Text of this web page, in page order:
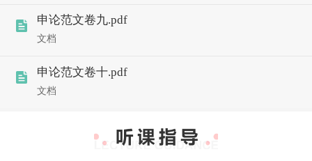
申论范文卷九.pdf
文档
申论范文卷十.pdf
文档